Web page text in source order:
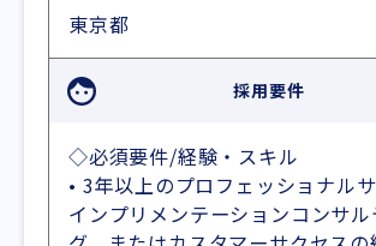
東京都
採用要件
◇必須要件/経験・スキル
• 3年以上のプロフェッショナルサ
インプリメンテーションコンサル